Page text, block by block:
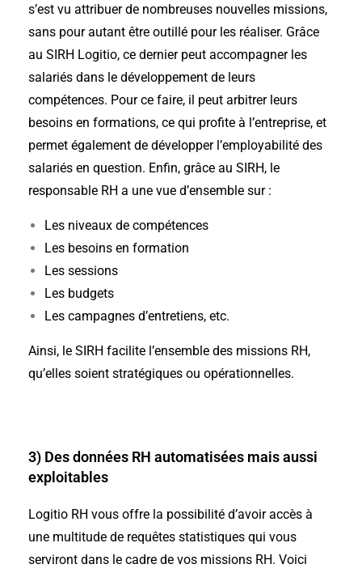
s’est vu attribuer de nombreuses nouvelles missions,
sans pour autant être outillé pour les réaliser. Grâce
au SIRH Logitio, ce dernier peut accompagner les
salariés dans le développement de leurs
compétences. Pour ce faire, il peut arbitrer leurs
besoins en formations, ce qui profite à l’entreprise, et
permet également de développer l’employabilité des
salariés en question. Enfin, grâce au SIRH, le
responsable RH a une vue d’ensemble sur :
Les niveaux de compétences
Les besoins en formation
Les sessions
Les budgets
Les campagnes d’entretiens, etc.
Ainsi, le SIRH facilite l’ensemble des missions RH,
qu’elles soient stratégiques ou opérationnelles.
3) Des données RH automatisées mais aussi
exploitables
Logitio RH vous offre la possibilité d’avoir accès à
une multitude de requêtes statistiques qui vous
serviront dans le cadre de vos missions RH. Voici